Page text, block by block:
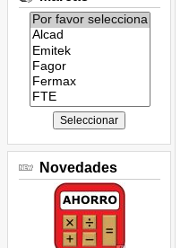
Listado
de
marcas:
Novedades